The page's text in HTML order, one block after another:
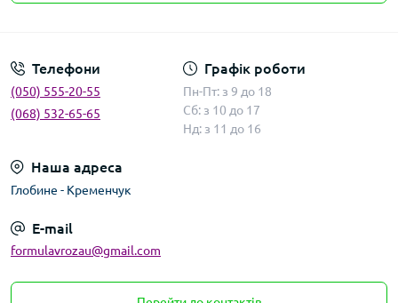
Телефони
(050) 555-20-55
(068) 532-65-65
Графік роботи
Пн-Пт: з 9 до 18
Сб: з 10 до 17
Нд: з 11 до 16
Наша адреса
Глобине - Кременчук
E-mail
formulavrozau@gmail.com